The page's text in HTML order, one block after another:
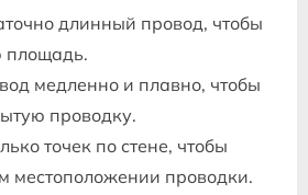
длинный провод, чтобы
площадь.
медленно и плавно, чтобы
проводку.
точек по стене, чтобы
местоположении проводки.